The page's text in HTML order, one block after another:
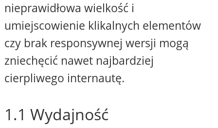
nieprawidłowa wielkość i
umiejscowienie klikalnych elementów
czy brak responsywnej wersji mogą
zniechęcić nawet najbardziej
cierpliwego internautę.
1.1 Wydajność